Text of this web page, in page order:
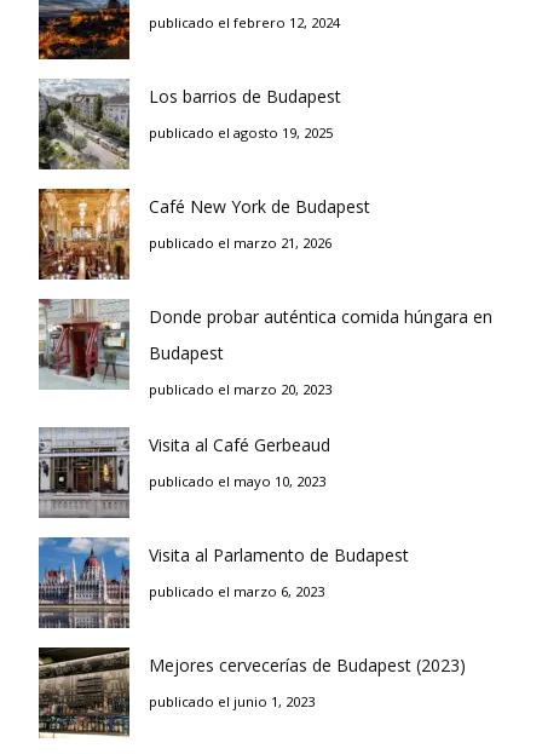
publicado el febrero 12, 2024
Los barrios de Budapest
publicado el agosto 19, 2025
Café New York de Budapest
publicado el marzo 21, 2026
Donde probar auténtica comida húngara en
Budapest
publicado el marzo 20, 2023
Visita al Café Gerbeaud
publicado el mayo 10, 2023
Visita al Parlamento de Budapest
publicado el marzo 6, 2023
Mejores cervecerías de Budapest (2023)
publicado el junio 1, 2023